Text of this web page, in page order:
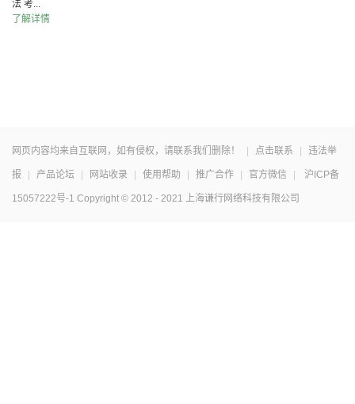
法 考...
了解详情
网页内容均来自互联网，如有侵权，请联系我们删除！ 点击联系 违法举
报 产品论坛 网站收录 使用帮助 推广合作 官方微信 沪ICP备
15057222号-1 Copyright © 2012 - 2021 上海谦行网络科技有限公司